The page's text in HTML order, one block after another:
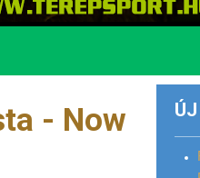
- Now